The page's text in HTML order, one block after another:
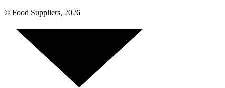
© Food Suppliers, 2026